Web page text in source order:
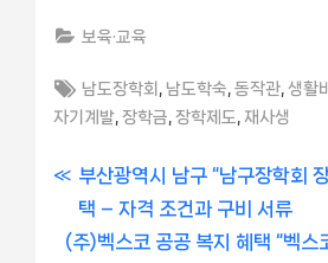
보육·교육
Tags:
남도장학회 남도학숙 ,동작관 ,생활비
자기계발 장학금 장학제도 재사생
글
내
P
r
e
부산광역시 남구 “남구장학회
택 – 자격 조건과 구비 서류
N
(주)벡스코 공공 복지 혜택 “벡스